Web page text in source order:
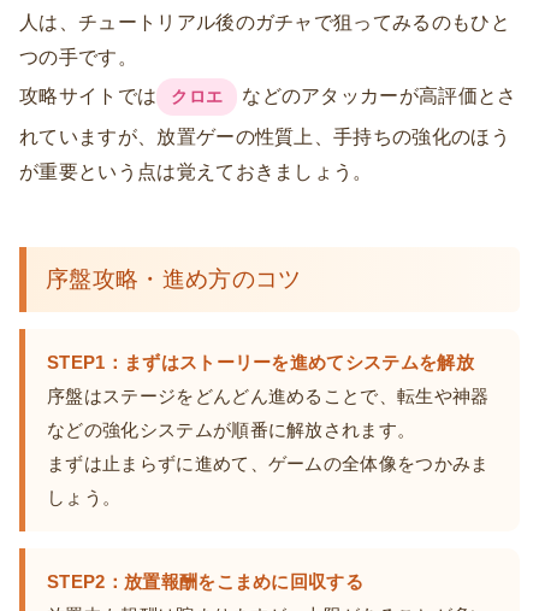
人は、チュートリアル後のガチャで狙ってみるのもひと
つの手です。
攻略サイトでは
クロエ
などのアタッカーが高評価とさ
れていますが、放置ゲーの性質上、手持ちの強化のほう
が重要という点は覚えておきましょう。
序盤攻略・進め方のコツ
STEP1：まずはストーリーを進めてシステムを解放
序盤はステージをどんどん進めることで、転生や神器
などの強化システムが順番に解放されます。
まずは止まらずに進めて、ゲームの全体像をつかみま
しょう。
STEP2：放置報酬をこまめに回収する